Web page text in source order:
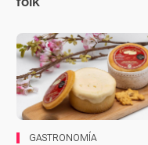
GASTRONOMÍA